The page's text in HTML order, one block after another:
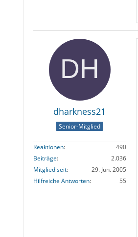
dharkness21
Senior-Mitglied
Reaktionen
490
Beiträge
2.036
Mitglied seit
29. Jun. 2005
Hilfreiche Antworten
55